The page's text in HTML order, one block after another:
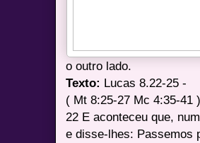
o outro lado.
Texto: Lucas 8.22-25 -
( Mt 8:25-27 Mc 4:35-41 )
22 E aconteceu que,
e disse-lhes: Passemos